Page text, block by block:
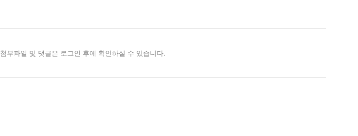
첨부파일 및 댓글은 로그인 후에 확인하실 수 있습니다.